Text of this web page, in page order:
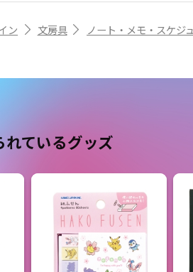
ン 文房具 ノート・メモ・スケジ
ているグッズ